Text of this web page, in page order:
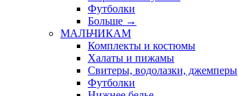
Футболки
Больше →
МАЛЬЧИКАМ
Комплекты и костюмы
Халаты и пижамы
Свитеры, водолазки, джемперы
Футболки